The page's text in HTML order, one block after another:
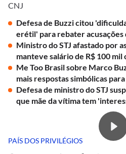
CNJ
Defesa de Buzzi citou
erétil' para rebater acusações
Ministro do STJ afastado por
manteve salário de R$ 100
Me Too Brasil sobre Marco
mais respostas simbólicas
Defesa de ministro do STJ
que mãe da vítima tem
PAÍS DOS PRIVILÉGIOS